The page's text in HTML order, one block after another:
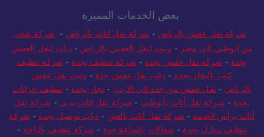
بعض الخدمات المميزة
شركة نقل عفش بالرياض - شركة نقل اثاث بالرياض - شركة شحن
من ابوظبي الى مصر - ونيت لنقل العفش بالرياض -دباب لنقل العفش
بجدة - شركة نقل عفش بجدة - شركة تنظيف بجدة - شركة تنظيف
كنب بالبخار بجدة - دباب نقل عفش جدة - ونيت نقل عفش
بالرياض - نقل عفش من جدة الي الاردن - نجار بجدة - تنظيف خزانات
بجدة - شركة نقل أثاث بأبوظبي - شركة نقل اثاث بدبي - شركة نقل
أثاث برأس الخيمة - شركة نقل أثاث بالعين - دباب توصيل بجدة - شركة
تنظيف منازل بجدة - شغالات بالساعة جدة - شركة تنظيف بالباحة -